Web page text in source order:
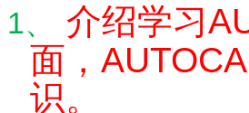
1、 介绍学习
面，
识。